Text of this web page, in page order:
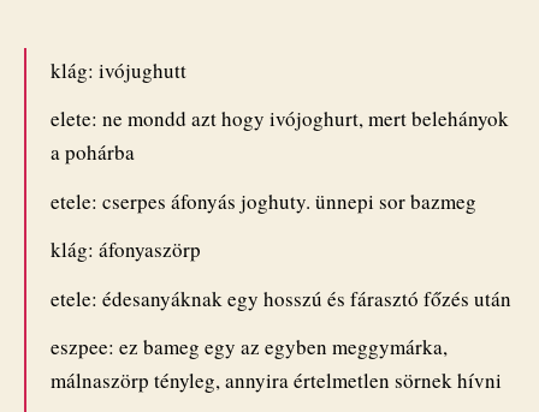
klág: ivójughutt
elete: ne mondd azt hogy ivójoghurt, mert belehányok
a pohárba
etele: cserpes áfonyás joghuty. ünnepi sor bazmeg
klág: áfonyaszörp
etele: édesanyáknak egy hosszú és fárasztó főzés után
eszpee: ez bameg egy az egyben meggymárka,
málnaszörp tényleg, annyira értelmetlen sörnek hívni